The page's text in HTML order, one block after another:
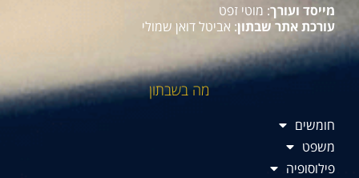
מייסד ועורך: מוטי זפט
עורכת אתר שבתון: אביטל דואן שמולי
מה בשבתון
חומשים
משפט
פילוסופיה